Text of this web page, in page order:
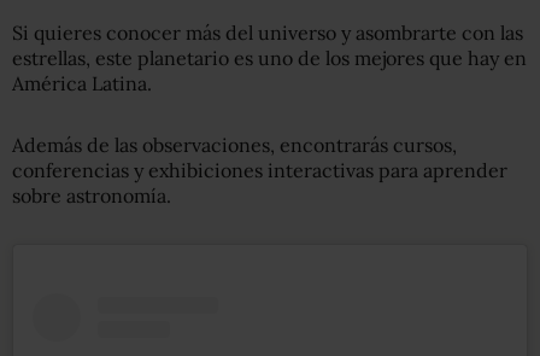
Si quieres conocer más del universo y asombrarte con las
estrellas, este planetario es uno de los mejores que hay en
América Latina.
Además de las observaciones, encontrarás cursos,
conferencias y exhibiciones interactivas para aprender
sobre astronomía.